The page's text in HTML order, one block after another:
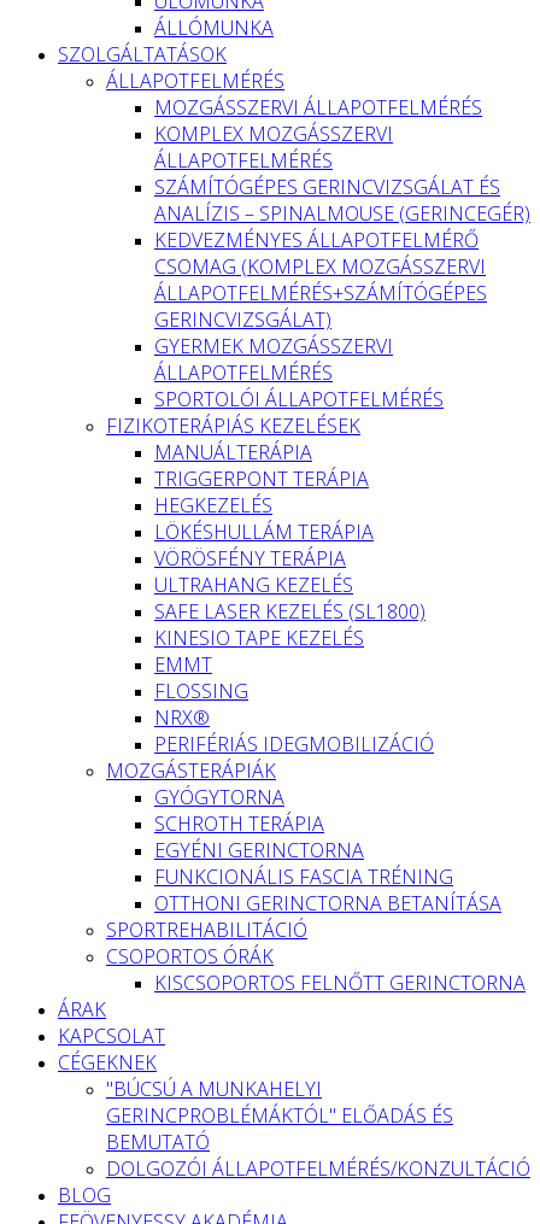
ÁLLÓMUNKA
SZOLGÁLTATÁSOK
ÁLLAPOTFELMÉRÉS
MOZGÁSSZERVI ÁLLAPOTFELMÉRÉS
KOMPLEX MOZGÁSSZERVI
ÁLLAPOTFELMÉRÉS
SZÁMÍTÓGÉPES GERINCVIZSGÁLAT ÉS
ANALÍZIS – SPINALMOUSE (GERINCEGÉR)
KEDVEZMÉNYES ÁLLAPOTFELMÉRŐ
CSOMAG (KOMPLEX MOZGÁSSZERVI
ÁLLAPOTFELMÉRÉS+SZÁMÍTÓGÉPES
GERINCVIZSGÁLAT)
GYERMEK MOZGÁSSZERVI
ÁLLAPOTFELMÉRÉS
SPORTOLÓI ÁLLAPOTFELMÉRÉS
FIZIKOTERÁPIÁS KEZELÉSEK
MANUÁLTERÁPIA
TRIGGERPONT TERÁPIA
HEGKEZELÉS
LÖKÉSHULLÁM TERÁPIA
VÖRÖSFÉNY TERÁPIA
ULTRAHANG KEZELÉS
SAFE LASER KEZELÉS (SL1800)
KINESIO TAPE KEZELÉS
EMMT
FLOSSING
NRX®
PERIFÉRIÁS IDEGMOBILIZÁCIÓ
MOZGÁSTERÁPIÁK
GYÓGYTORNA
SCHROTH TERÁPIA
EGYÉNI GERINCTORNA
FUNKCIONÁLIS FASCIA TRÉNING
OTTHONI GERINCTORNA BETANÍTÁSA
SPORTREHABILITÁCIÓ
CSOPORTOS ÓRÁK
KISCSOPORTOS FELNŐTT GERINCTORNA
ÁRAK
KAPCSOLAT
CÉGEKNEK
"BÚCSÚ A MUNKAHELYI
GERINCPROBLÉMÁKTÓL" ELŐADÁS ÉS
BEMUTATÓ
DOLGOZÓI ÁLLAPOTFELMÉRÉS/KONZULTÁCIÓ
BLOG